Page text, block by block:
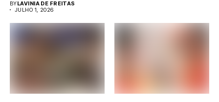
BYLAVINIA DE FREITAS
JULHO 1, 2026